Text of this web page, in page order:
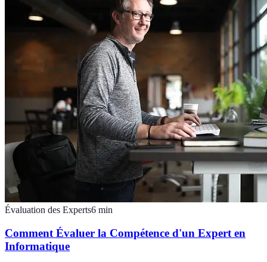
Évaluation des Experts6 min
Comment Évaluer la Compétence d'un Expert en
Informatique